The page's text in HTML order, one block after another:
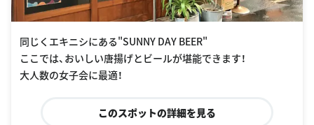
同じくエキニシにある"SUNNY DAY BEER"
ここでは、おいしい唐揚げとビールが堪能できます！
大人数の女子会に最適！
このスポットの詳細を見る